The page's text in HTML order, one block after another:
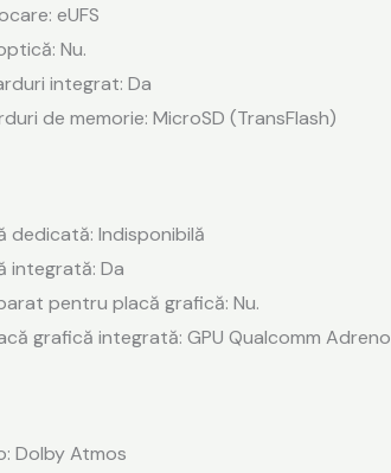
eUFS
Nu.
integrat: Da
de memorie: MicroSD (TransFlash)
dedicată: Indisponibilă
integrată: Da
pentru placă grafică: Nu.
grafică integrată: GPU Qualcomm Adreno
Dolby Atmos